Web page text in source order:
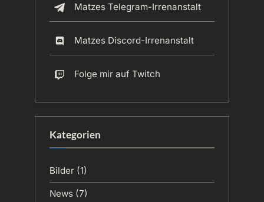
Matzes Telegram-Irrenanstalt
Matzes Discord-Irrenanstalt
Folge mir auf Twitch
Kategorien
Bilder (1)
News (7)